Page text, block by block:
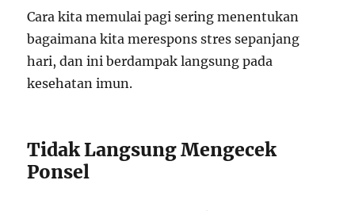
Cara kita memulai pagi sering menentukan
bagaimana kita merespons stres sepanjang
hari, dan ini berdampak langsung pada
kesehatan imun.
Tidak Langsung Mengecek
Ponsel